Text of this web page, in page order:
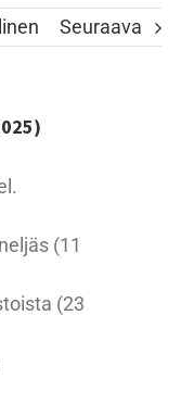
Seuraava
(11
(23